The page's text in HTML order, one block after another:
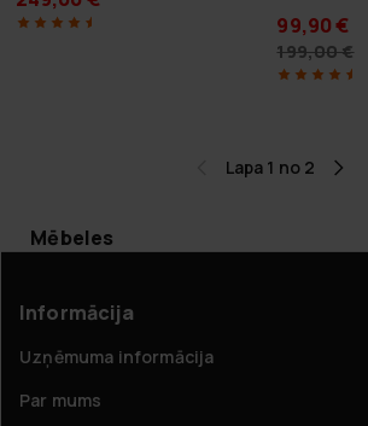
99,90 €
199,00 €
Lapa 1 no 2
Mēbeles
Informācija
Uzņēmuma informācija
Par mums